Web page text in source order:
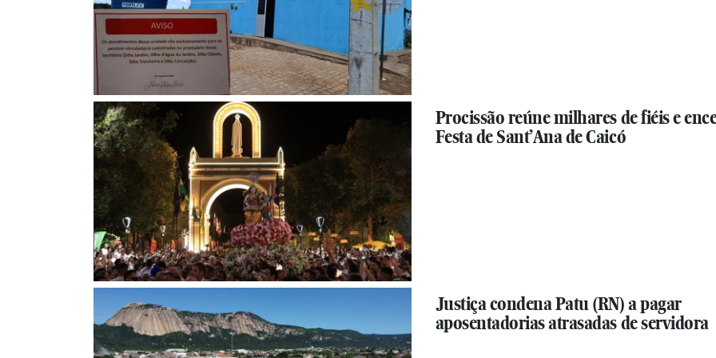
Procissão reúne milhares de fiéis e
Festa de Sant’Ana de Caicó
Justiça condena Patu (RN) a pagar
aposentadorias atrasadas de servidora